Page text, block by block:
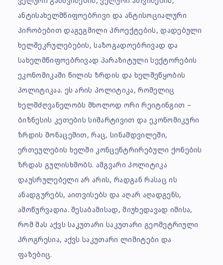
ანტისახელმწიფოებრივი და ანტისოციალური
პირობებით დაგეგმილი პროექტების, დადებული
ხელშეკრულებების, საზოგადოებრივად და
სახელმწიფოებრივად პარაზიტული სექტორების
ეკონომიკაში წილის ზრდის და ხელშეწყობის
პოლიტიკაა. ეს არის პოლიტიკა, რომელიც
ხელმძღვანელობს მხოლოდ ორი რეიტინგით –
ბიზნესის კეთების სიმარტივით და ეკონომიკური
ზრდის მონაცემით, რაც, სინამდვილეში,
ერთეულების ხელში კონცენტრირებული ქონების
ზრდას გულისხმობს. ამგვარი პოლიტიკა
დაუსრულებელი არ არის, რადგან რასაც ის
ანადგურებს, აითვისებს და აღარ აღადგენს,
ამოწურვადია. შესაბამისად, მიუხედავად იმისა,
რომ მას აქვს საკუთარი საკუთარი გეომეტრიული
პროგრესია, აქვს საკუთარი ლიმიტები და
ფაზებიც.